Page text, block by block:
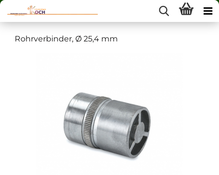
Rohrverbinder, Ø 25,4 mm